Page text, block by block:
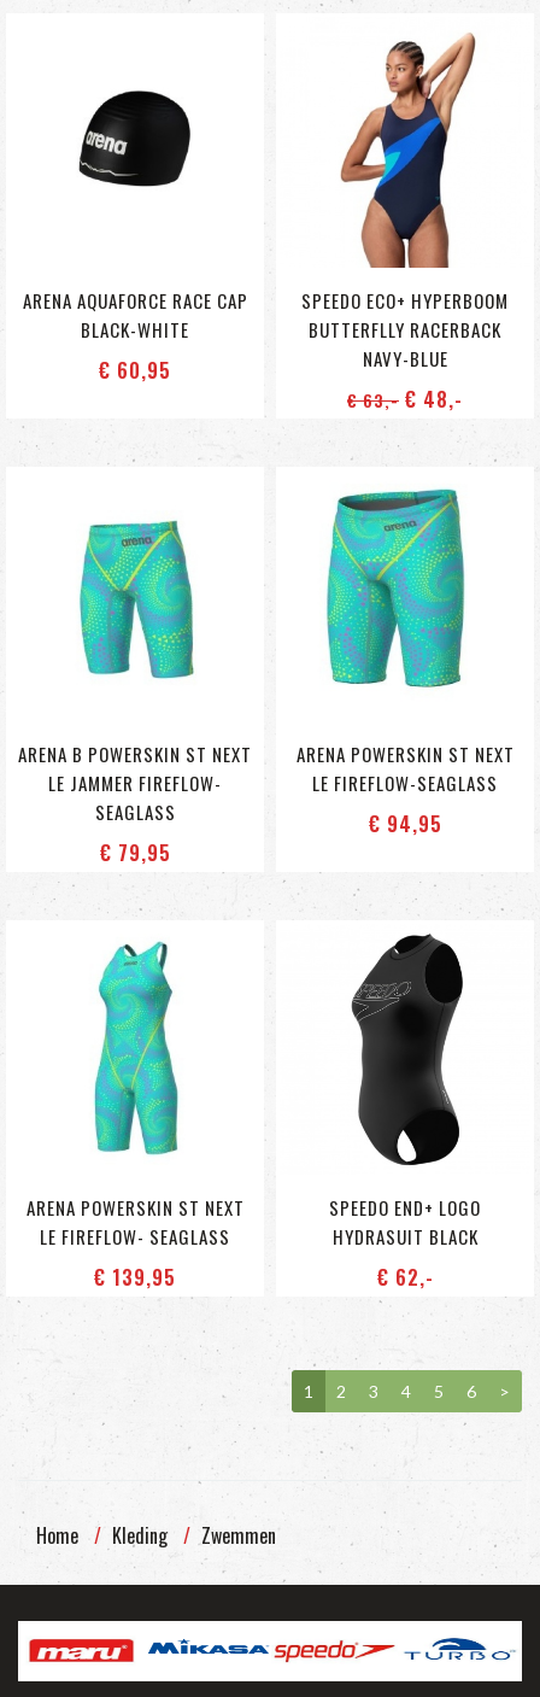
ARENA AQUAFORCE RACE CAP
BLACK-WHITE
€ 60,95
SPEEDO ECO+ HYPERBOOM
BUTTERFLLY RACERBACK
NAVY-BLUE
€ 63,- € 48,-
ARENA B POWERSKIN ST NEXT
LE JAMMER FIREFLOW-
SEAGLASS
€ 79,95
ARENA POWERSKIN ST NEXT
LE FIREFLOW-SEAGLASS
€ 94,95
ARENA POWERSKIN ST NEXT
LE FIREFLOW- SEAGLASS
€ 139,95
SPEEDO END+ LOGO
HYDRASUIT BLACK
€ 62,-
1 2 3 4 5 6 >
Home Kleding Zwemmen